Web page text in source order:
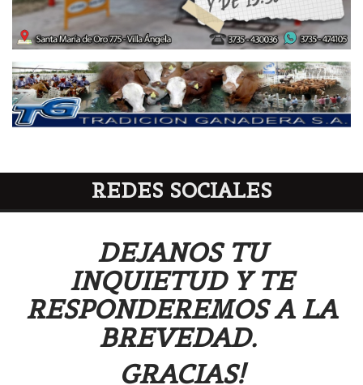
REDES SOCIALES
DEJANOS TU
INQUIETUD Y TE
RESPONDEREMOS A LA
BREVEDAD.
GRACIAS!